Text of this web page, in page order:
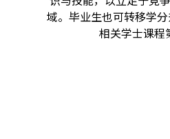
域。毕业生也可转移学
相关学士课程